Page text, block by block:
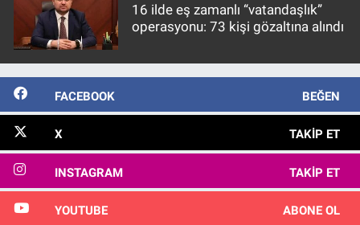
16 ilde eş zamanlı “vatandaşlık”
operasyonu: 73 kişi gözaltına alındı
FACEBOOK BEĞEN
X TAKIP ET
INSTAGRAM TAKIP ET
YOUTUBE ABONE OL